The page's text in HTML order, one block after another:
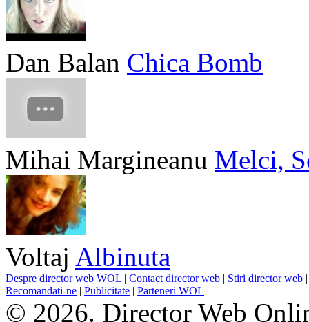
Dan Balan Chica Bomb
Mihai Margineanu Melci,
Voltaj Albinuta
Despre director web WOL | Contact director web | Stiri director web
Recomandati-ne | Publicitate | Parteneri WOL
© 2026. Director Web